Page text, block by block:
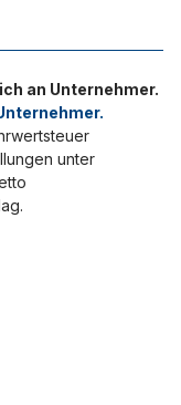
an Unternehmer.
unter